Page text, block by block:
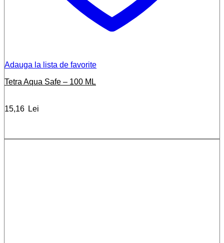
Adauga la lista de favorite
Tetra Aqua Safe – 100 ML
15,16 Lei